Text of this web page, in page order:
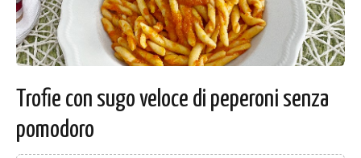
Trofie con sugo veloce di peperoni senza
pomodoro